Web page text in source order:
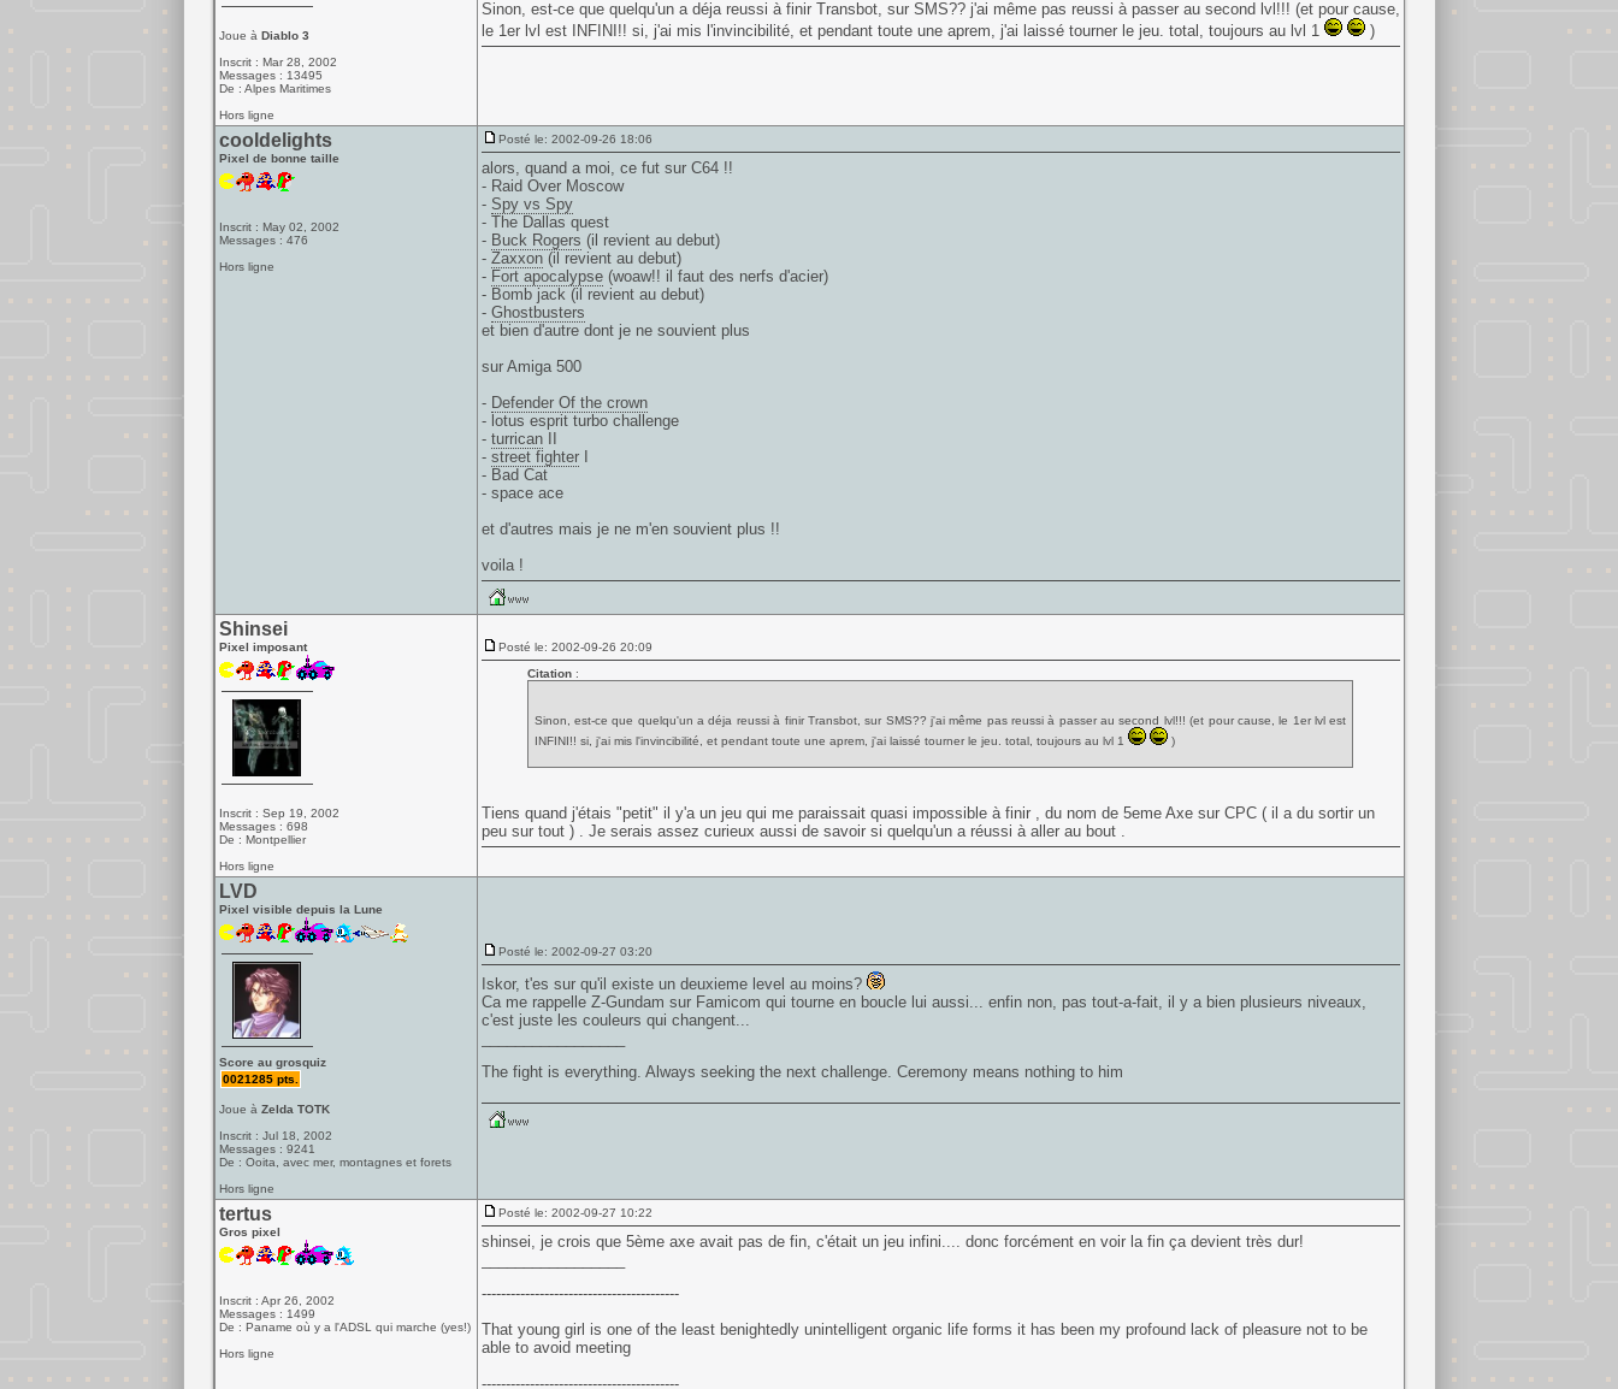
Joue à Diablo 3
Inscrit : Mar 28, 2002
Messages : 13495
De : Alpes Maritimes
Hors ligne
Sinon, est-ce que quelqu'un a déja reussi à finir Transbot, sur SMS?? j'ai même pas reussi à passer au second lvl!!! (et pour cause,
le 1er lvl est INFINI!! si, j'ai mis l'invincibilité, et pendant toute une aprem, j'ai laissé tourner le jeu. total, toujours au lvl 1
)
cooldelights
Pixel de bonne taille
Inscrit : May 02, 2002
Messages : 476
Hors ligne
Posté le: 2002-09-26 18:06
alors, quand a moi, ce fut sur C64 !!
- Raid Over Moscow
- Spy vs Spy
- The Dallas quest
- Buck Rogers (il revient au debut)
- Zaxxon(il revient au debut)
- Fort apocalypse(woaw!! il faut des nerfs d'acier)
- Bomb jack (il revient au debut)
- Ghostbusters
et bien d'autre dont je ne souvient plus
sur Amiga 500
- Defender Of the crown
- lotus esprit turbo challenge
- turricanII
- street fighterI
- Bad Cat
- space ace
et d'autres mais je ne m'en souvient plus !!
voila !
Shinsei
Pixel imposant
Inscrit : Sep 19, 2002
Messages : 698
De : Montpellier
Hors ligne
Posté le: 2002-09-26 20:09
Citation:
Sinon, est-ce que quelqu'un a déja reussi à finir Transbot, sur SMS?? j'ai même pas reussi à passer au second lvl!!! (et pour cause, le 1er lvl est
INFINI!! si, j'ai mis l'invincibilité, et pendant toute une aprem, j'ai laissé tourner le jeu. total, toujours au lvl 1
)
Tiens quand j'étais "petit" il y'a un jeu qui me paraissait quasi impossible à finir , du nom de 5eme Axe sur CPC ( il a du sortir un
peu sur tout ) . Je serais assez curieux aussi de savoir si quelqu'un a réussi à aller au bout .
LVD
Pixel visible depuis la Lune
Score au grosquiz
0021285 pts.
Joue à Zelda TOTK
Inscrit : Jul 18, 2002
Messages : 9241
De : Ooita, avec mer, montagnes et forets
Hors ligne
Posté le: 2002-09-27 03:20
Iskor, t'es sur qu'il existe un deuxieme level au moins?
Ca me rappelle Z-Gundam sur Famicom qui tourne en boucle lui aussi... enfin non, pas tout-a-fait, il y a bien plusieurs niveaux,
c'est juste les couleurs qui changent...
The fight is everything. Always seeking the next challenge. Ceremony means nothing to him
tertus
Gros pixel
Inscrit : Apr 26, 2002
Messages : 1499
De : Paname où y a l'ADSL qui marche (yes!)
Hors ligne
Posté le: 2002-09-27 10:22
shinsei, je crois que 5ème axe avait pas de fin, c'était un jeu infini.... donc forcément en voir la fin ça devient très dur!
-----------------------------------------
That young girl is one of the least benightedly unintelligent organic life forms it has been my profound lack of pleasure not to be
able to avoid meeting
-----------------------------------------